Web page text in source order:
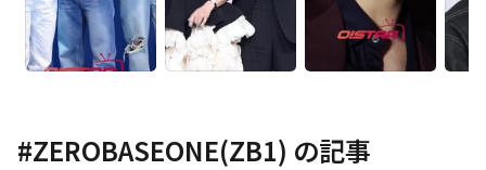
#ZEROBASEONE(ZB1) の記事